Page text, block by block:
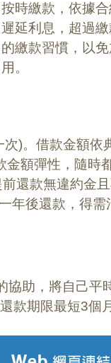
按時繳款，依據
遲延利息，超過
的繳款習慣，以
用。
)。借款金額依
額彈性，隨時
還款無違約金
年後還款，得
助，將自己平
期限最短3個